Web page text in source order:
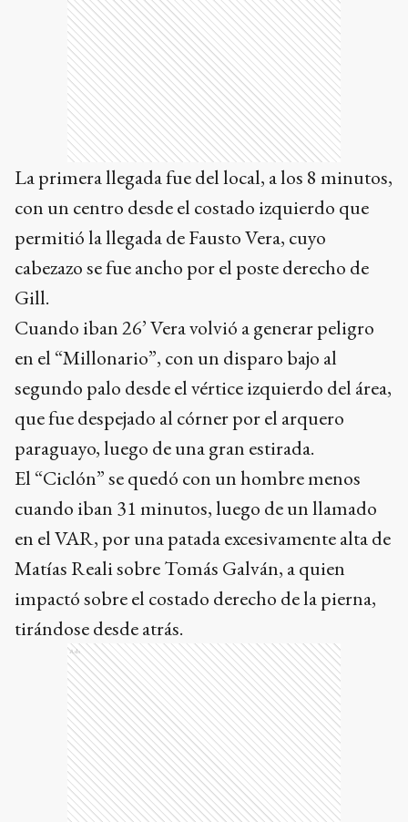
La primera llegada fue del local, a los 8 minutos,
con un centro desde el costado izquierdo que
permitió la llegada de Fausto Vera, cuyo
cabezazo se fue ancho por el poste derecho de
Gill.
Cuando iban 26’ Vera volvió a generar peligro
en el “Millonario”, con un disparo bajo al
segundo palo desde el vértice izquierdo del área,
que fue despejado al córner por el arquero
paraguayo, luego de una gran estirada.
El “Ciclón” se quedó con un hombre menos
cuando iban 31 minutos, luego de un llamado
en el VAR, por una patada excesivamente alta de
Matías Reali sobre Tomás Galván, a quien
impactó sobre el costado derecho de la pierna,
tirándose desde atrás.
Ads